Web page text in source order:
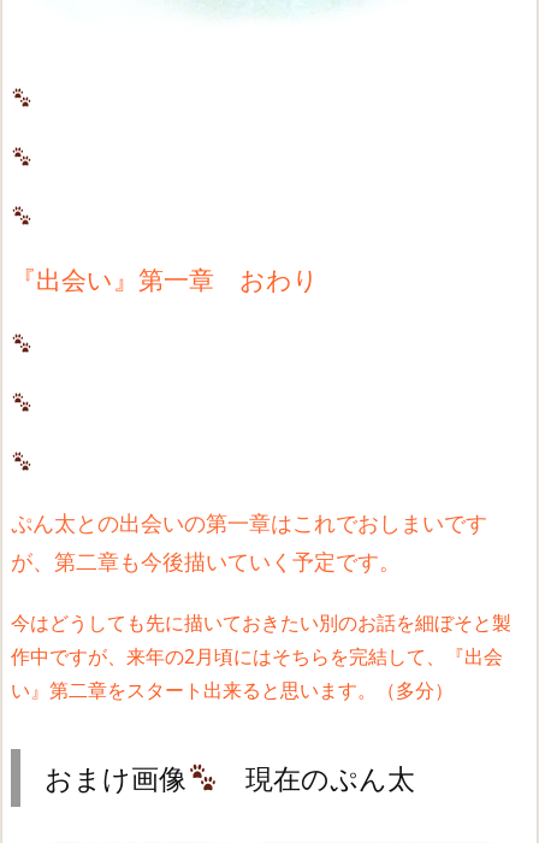
『出会い』第一章 おわり
ぷん太との出会いの第一章はこれでおしまいです
が、第二章も今後描いていく予定です。
今はどうしても先に描いておきたい別のお話を細ぼそと製
作中ですが、来年の2月頃にはそちらを完結して、『出会
い』第二章をスタート出来ると思います。（多分）
おまけ画像 現在のぷん太